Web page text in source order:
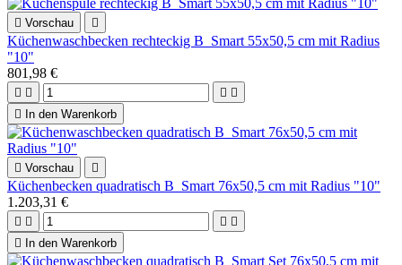
 Vorschau 
Küchenwaschbecken rechteckig B_Smart 55x50,5 cm mit Radius
"10"
801,98 €
   

In den Warenkorb
 Vorschau 
Küchenbecken quadratisch B_Smart 76x50,5 cm mit Radius "10"
1.203,31 €
   

In den Warenkorb